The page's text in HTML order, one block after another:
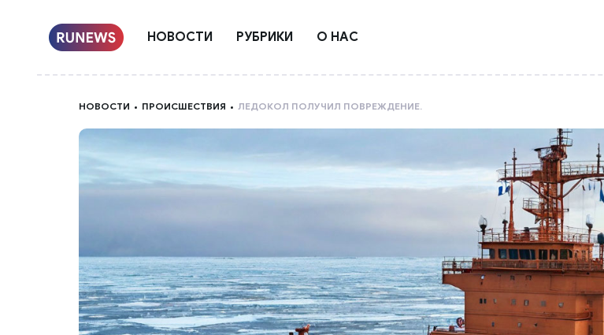
НОВОСТИ РУБРИКИ О НАС
НОВОСТИ ПРОИСШЕСТВИЯ ЛЕДОКОЛ ПОЛУЧИЛ ПОВРЕЖДЕНИЕ.